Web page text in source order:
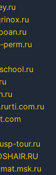
perm.ru
rti.com.ru
sp-tour.ru